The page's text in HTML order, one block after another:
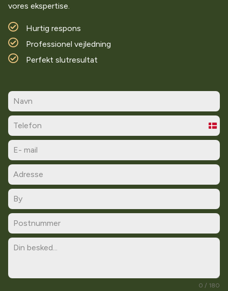
vores ekspertise.
Hurtig respons
Professionel vejledning
Perfekt slutresultat
+45
0 / 180